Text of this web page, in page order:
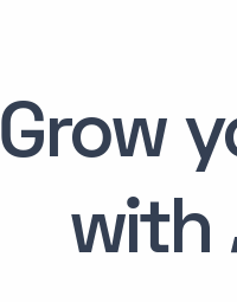
Grow
with